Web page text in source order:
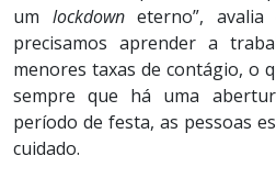
um lockdowneterno”, avalia
precisamos aprender a
menores taxas de contágio, o
sempre que há uma
período de festa, as pessoas
cuidado.